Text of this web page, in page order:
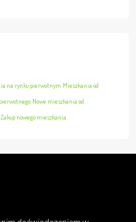
na rynku pierwotnym Mieszkania od
Nowe mieszkania od
Zakup nowego mieszkania